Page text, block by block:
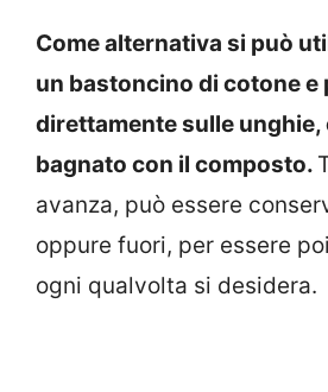
Come alternativa si può
un bastoncino di cotone e
direttamente sulle unghie,
bagnato con il composto.
avanza, può essere
oppure fuori, per essere
ogni qualvolta si desidera.